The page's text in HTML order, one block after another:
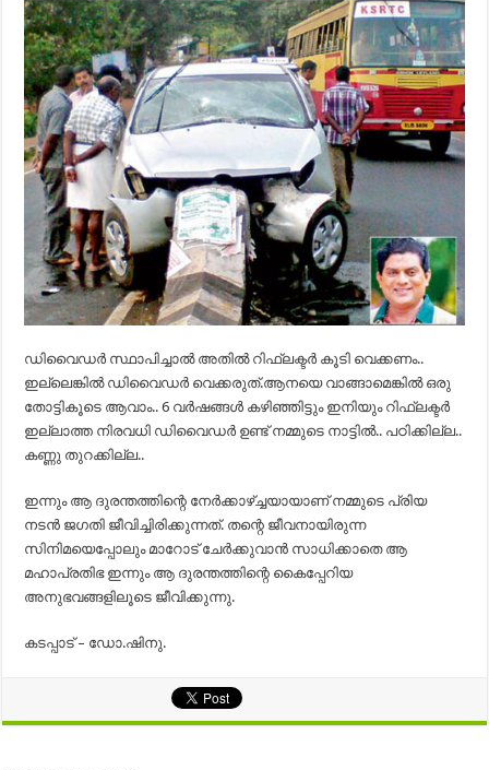
ഡിവൈഡർ സ്ഥാപിച്ചാൽ അതിൽ റിഫ്ലക്ടർ കൂടി വെക്കണം..
ഇല്ലെങ്കിൽ ഡിവൈഡർ വെക്കരുത്.ആനയെ വാങ്ങാമെങ്കിൽ ഒരു
തോട്ടികൂടെ ആവാം.. 6 വർഷങ്ങൾ കഴിഞ്ഞിട്ടും ഇനിയും റിഫ്ലക്ടർ
ഇല്ലാത്ത നിരവധി ഡിവൈഡർ ഉണ്ട് നമ്മുടെ നാട്ടിൽ.. പഠിക്കില്ല..
കണ്ണു തുറക്കില്ല..
ഇന്നും ആ ദുരന്തത്തിന്റെ നേർക്കാഴ്ച്ചയായാണ് നമ്മുടെ പ്രിയ
നടൻ ജഗതി ജീവിച്ചിരിക്കുന്നത്. തന്റെ ജീവനായിരുന്ന
സിനിമയെപ്പോലും മാറോട് ചേർക്കുവാൻ സാധിക്കാതെ ആ
മഹാപ്രതിഭ ഇന്നും ആ ദുരന്തത്തിന്റെ കൈപ്പേറിയ
അനുഭവങ്ങളിലൂടെ ജീവിക്കുന്നു.
കടപ്പാട് – ഡോ.ഷിനു.